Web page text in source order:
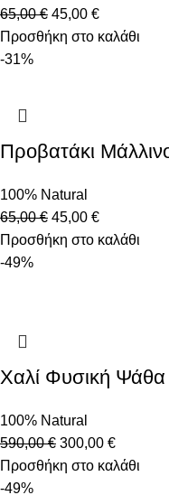
65,00€ 45,00 €
Προσθήκη στο καλάθι
-31%
Προβατάκι
100% Natural
65,00€ 45,00 €
Προσθήκη στο καλάθι
-49%
Χαλί Φυσική
100% Natural
590,00€ 300,00 €
Προσθήκη στο καλάθι
-49%